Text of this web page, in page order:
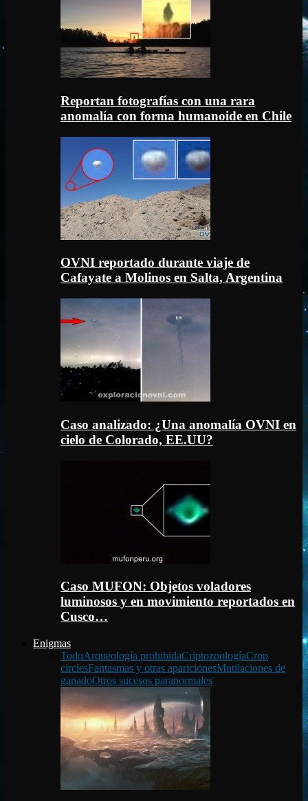
Reportan fotografías con una rara
anomalía con forma humanoide en Chile
OVNI reportado durante viaje de
Cafayate a Molinos en Salta, Argentina
Caso analizado: ¿Una anomalía OVNI en
cielo de Colorado, EE.UU?
Caso MUFON: Objetos voladores
luminosos y en movimiento reportados en
Cusco…
Enigmas
TodoArqueología prohibidaCriptozoologíaCrop
circlesFantasmas y otras aparicionesMutilaciones de
ganadoOtros sucesos paranormales